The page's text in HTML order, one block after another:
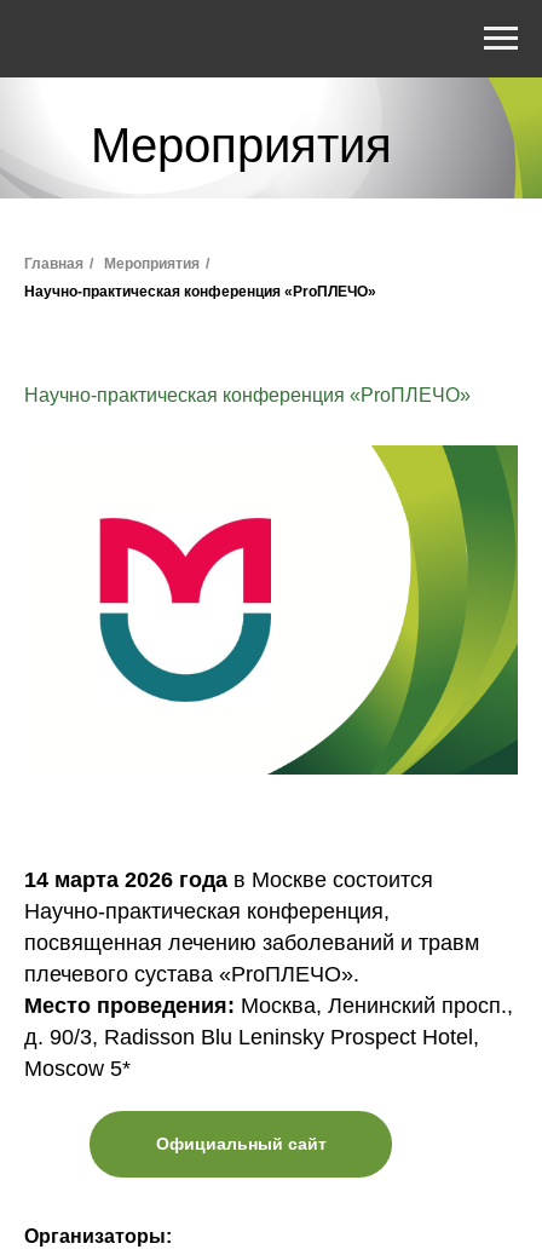
Мероприятия
Главная / Мероприятия /
Научно-практическая конференция «ProПЛЕЧО»
Научно-практическая конференция «ProПЛЕЧО»
14 марта 2026 года в Москве состоится
Научно-практическая конференция,
посвященная лечению заболеваний и травм
плечевого сустава «ProПЛЕЧО».
Место проведения: Москва, Ленинский просп.,
д. 90/3, Radisson Blu Leninsky Prospect Hotel,
Moscow 5*
Официальный сайт
Организаторы: